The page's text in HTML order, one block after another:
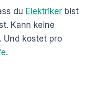
du Elektriker bist
Kann keine
Und kostet pro
.